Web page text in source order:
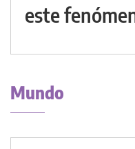
este
Mundo